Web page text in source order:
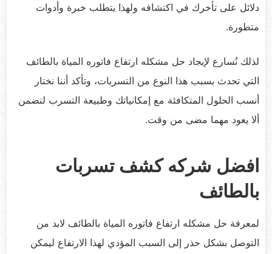
دلائل على تأخرك في اكتشافه ولهذا يتطلب خبرة وأدوات
متطورة.
لذلك نُسارع لإيجاد حل مشكله ارتفاع فاتوره المياة بالطائف
التي تحدث بسبب هذا النوع من التسربات، وتأكد أننا نختار
أنسب الحلول المتكافئة مع إمكانياتك وطبيعة التسرب لنضمن
ألا يعود مهما مضى من وقت.
افضل شركه كشف تسربات
بالطائف
لمعرفة حل مشكله ارتفاع فاتوره المياة بالطائف لابد من
التوصل بشكل حذر إلى السبب المؤدي لهذا الارتفاع ليمكن